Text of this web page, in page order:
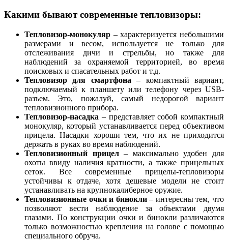
Какими бывают современные тепловизоры:
Тепловизор-монокуляр – характеризуется небольшими
размерами и весом, используется не только для
отслеживания дичи и стрельбы, но также для
наблюдений за охраняемой территорией, во время
поисковых и спасательных работ и т.д.
Тепловизор для смартфона – компактный вариант,
подключаемый к планшету или телефону через USB-
разъем. Это, пожалуй, самый недорогой вариант
тепловизионного прибора.
Тепловизор-насадка – представляет собой компактный
монокуляр, который устанавливается перед объективом
прицела. Насадки хороши тем, что их не приходится
держать в руках во время наблюдений.
Тепловизионный прицел– максимально удобен для
охоты ввиду наличия кратности, а также прицельных
сеток. Все современные прицелы-тепловизоры
устойчивы к отдаче, хотя дешевые модели не стоит
устанавливать на крупнокалиберное оружие.
Тепловизионные очки и бинокли– интересны тем, что
позволяют вести наблюдение за объектами двумя
глазами. По конструкции очки и бинокли различаются
только возможностью крепления на голове с помощью
специального обруча.